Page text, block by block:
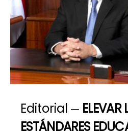
Editorial
ELEVAR
ESTÁNDARES